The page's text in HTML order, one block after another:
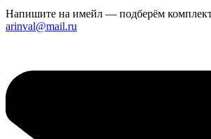
Напишите на имейл — подберём
arinval@mail.ru